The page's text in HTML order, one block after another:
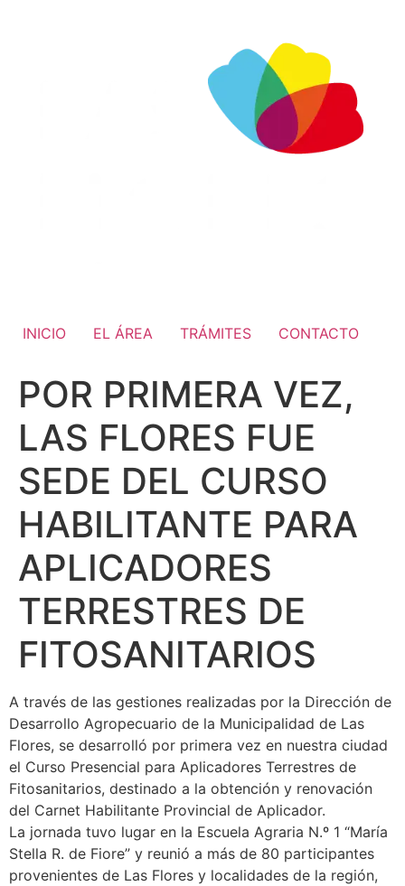
INICIO EL ÁREA TRÁMITES CONTACTO
POR PRIMERA VEZ,
LAS FLORES FUE
SEDE DEL CURSO
HABILITANTE PARA
APLICADORES
TERRESTRES DE
FITOSANITARIOS
A través de las gestiones realizadas por la Dirección de
Desarrollo Agropecuario de la Municipalidad de Las
Flores, se desarrolló por primera vez en nuestra ciudad
el Curso Presencial para Aplicadores Terrestres de
Fitosanitarios, destinado a la obtención y renovación
del Carnet Habilitante Provincial de Aplicador.
La jornada tuvo lugar en la Escuela Agraria N.º 1 “María
Stella R. de Fiore” y reunió a más de 80 participantes
provenientes de Las Flores y localidades de la región,